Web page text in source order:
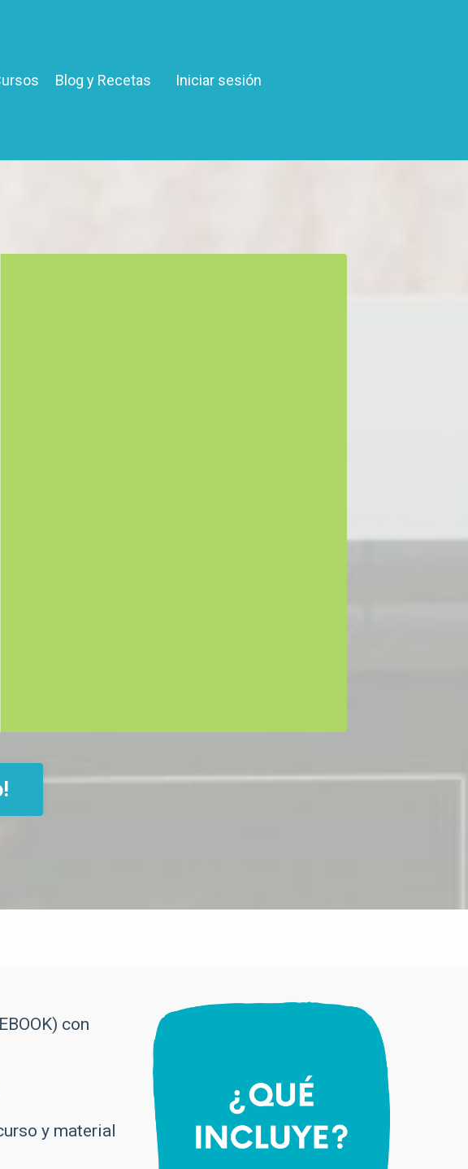
Blog y Recetas Iniciar sesión
con
y material